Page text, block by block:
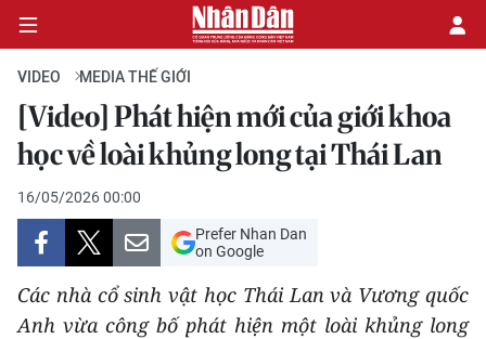
CHÍNH TRỊ
KINH TẾ
VĂN HÓA
XÃ HỘI
VIDEO MEDIA THẾ GIỚI
[Video] Phát hiện mới của giới khoa
học về loài khủng long tại Thái Lan
16/05/2026 00:00
Prefer Nhan Dan
on Google
Các nhà cổ sinh vật học Thái Lan và Vương quốc
Anh vừa công bố phát hiện một loài khủng long